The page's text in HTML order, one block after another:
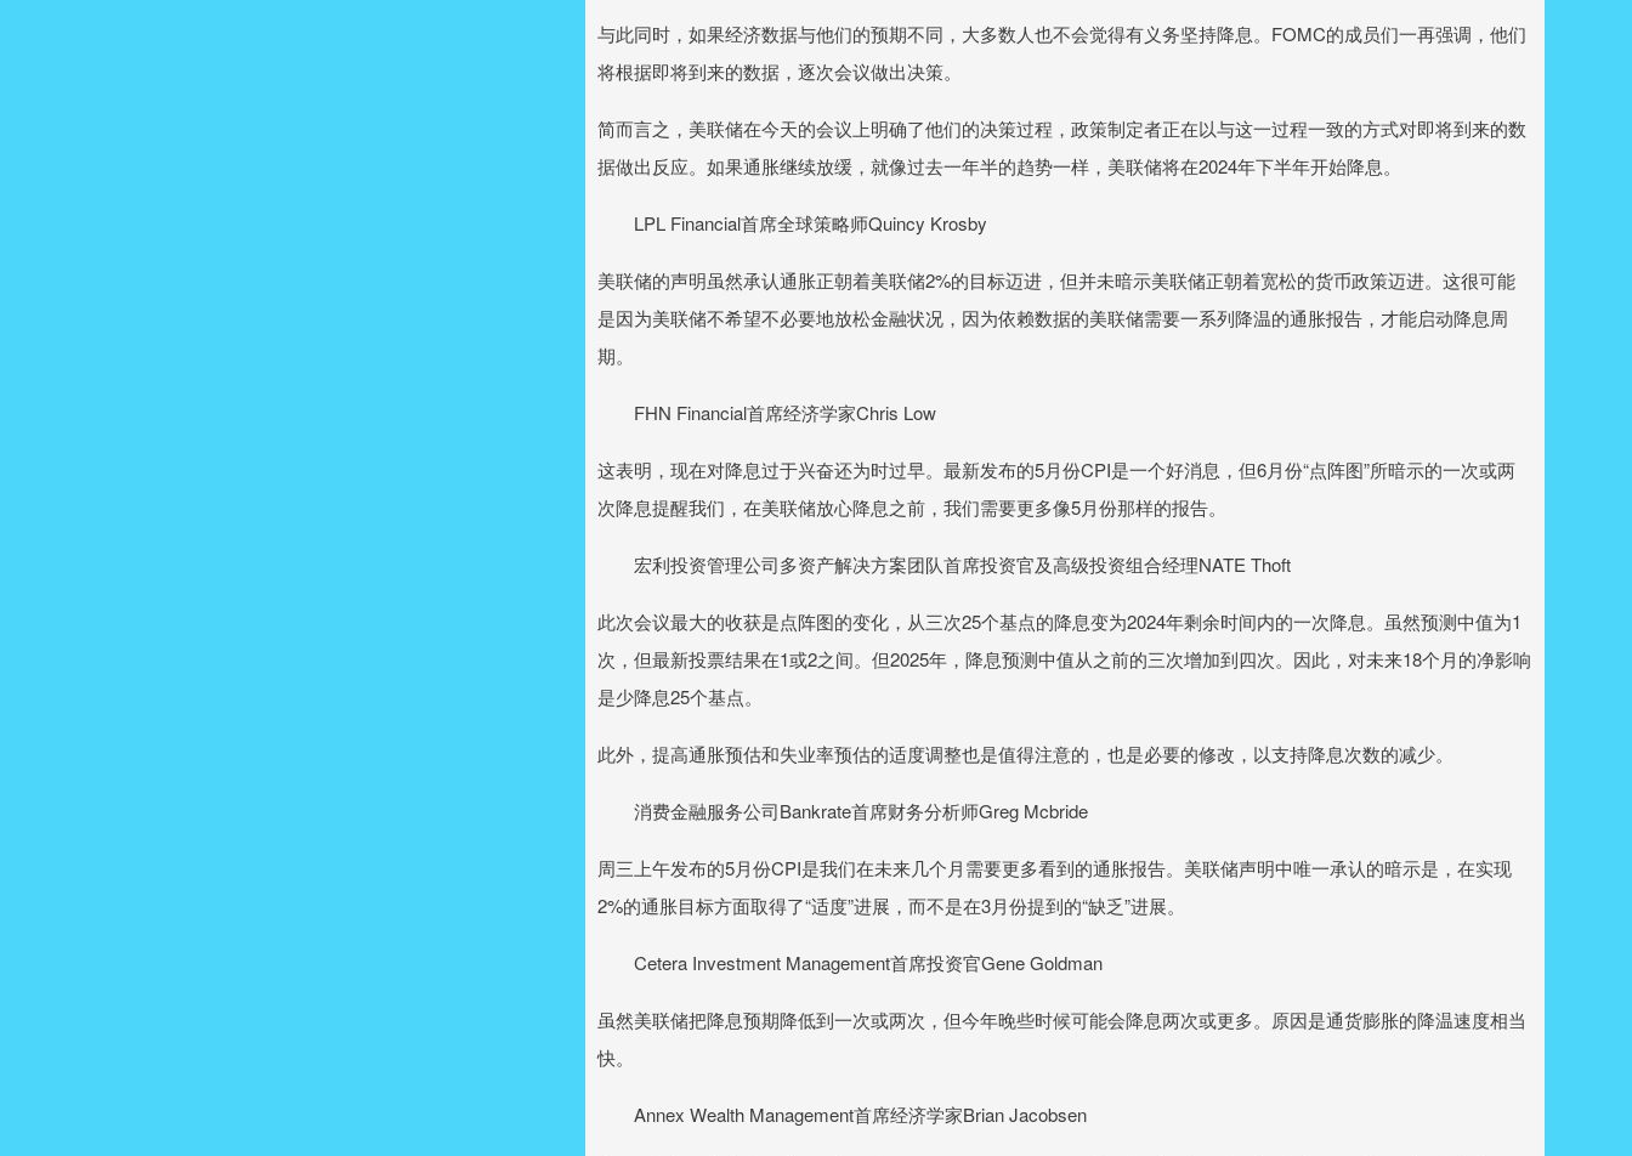
与此同时，如果经济数据与他们的预期不同，大多数人也不会觉得有义务坚持降息。FOMC的成员们一再强调，他们
将根据即将到来的数据，逐次会议做出决策。
简而言之，美联储在今天的会议上明确了他们的决策过程，政策制定者正在以与这一过程一致的方式对即将到来的数
据做出反应。如果通胀继续放缓，就像过去一年半的趋势一样，美联储将在2024年下半年开始降息。
LPL Financial首席全球策略师Quincy Krosby
美联储的声明虽然承认通胀正朝着美联储2%的目标迈进，但并未暗示美联储正朝着宽松的货币政策迈进。这很可能
是因为美联储不希望不必要地放松金融状况，因为依赖数据的美联储需要一系列降温的通胀报告，才能启动降息周
期。
FHN Financial首席经济学家Chris Low
这表明，现在对降息过于兴奋还为时过早。最新发布的5月份CPI是一个好消息，但6月份“点阵图”所暗示的一次或两
次降息提醒我们，在美联储放心降息之前，我们需要更多像5月份那样的报告。
宏利投资管理公司多资产解决方案团队首席投资官及高级投资组合经理NATE Thoft
此次会议最大的收获是点阵图的变化，从三次25个基点的降息变为2024年剩余时间内的一次降息。虽然预测中值为1
次，但最新投票结果在1或2之间。但2025年，降息预测中值从之前的三次增加到四次。因此，对未来18个月的净影响
是少降息25个基点。
此外，提高通胀预估和失业率预估的适度调整也是值得注意的，也是必要的修改，以支持降息次数的减少。
消费金融服务公司Bankrate首席财务分析师Greg Mcbride
周三上午发布的5月份CPI是我们在未来几个月需要更多看到的通胀报告。美联储声明中唯一承认的暗示是，在实现
2%的通胀目标方面取得了“适度”进展，而不是在3月份提到的“缺乏”进展。
Cetera Investment Management首席投资官Gene Goldman
虽然美联储把降息预期降低到一次或两次，但今年晚些时候可能会降息两次或更多。原因是通货膨胀的降温速度相当
快。
Annex Wealth Management首席经济学家Brian Jacobsen